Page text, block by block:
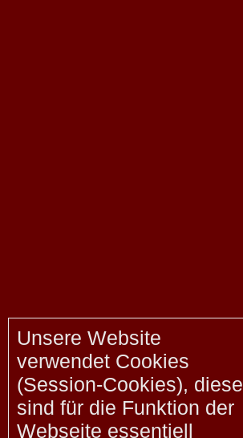
Unsere Website
verwendet Cookies
(Session-Cookies), diese
sind für die Funktion der
Webseite essentiell